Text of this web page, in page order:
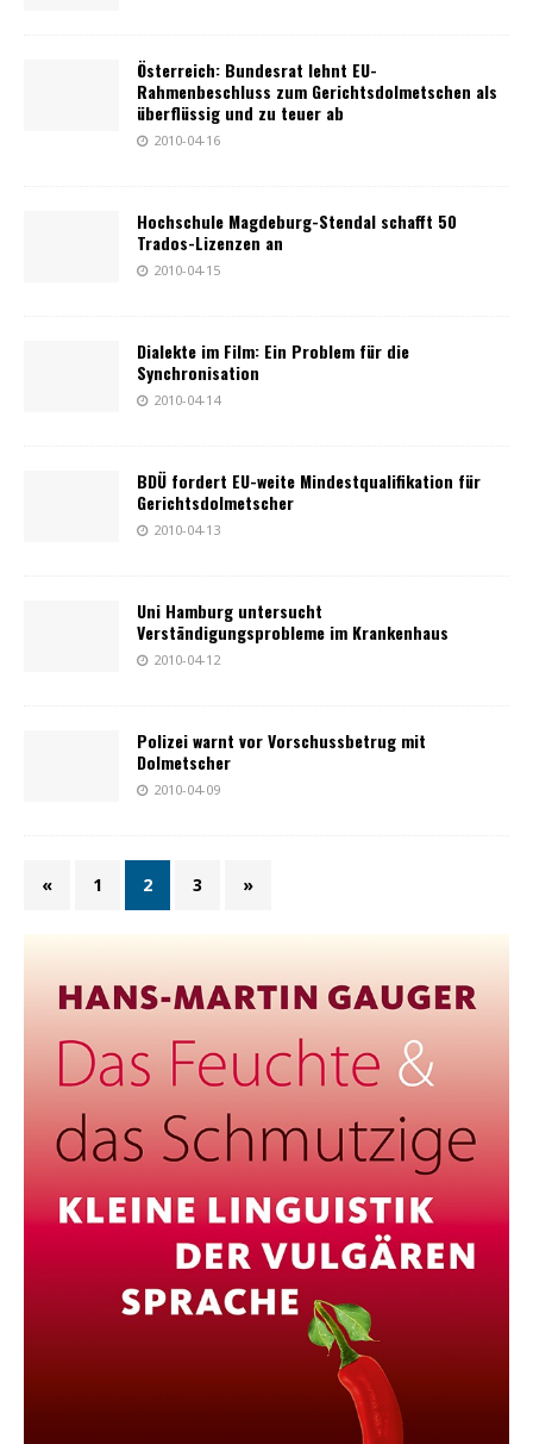
Österreich: Bundesrat lehnt EU-
Rahmenbeschluss zum Gerichtsdolmetschen als
überflüssig und zu teuer ab
2010-04-16
Hochschule Magdeburg-Stendal schafft 50
Trados-Lizenzen an
2010-04-15
Dialekte im Film: Ein Problem für die
Synchronisation
2010-04-14
BDÜ fordert EU-weite Mindestqualifikation für
Gerichtsdolmetscher
2010-04-13
Uni Hamburg untersucht
Verständigungsprobleme im Krankenhaus
2010-04-12
Polizei warnt vor Vorschussbetrug mit
Dolmetscher
2010-04-09
« 1 2 3 »